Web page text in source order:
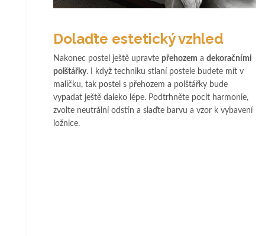
Dolaďte estetický vzhled
Nakonec postel ještě upravte přehozem a dekoračními
polštářky. I když techniku stlaní postele budete mít v
malíčku, tak postel s přehozem a polštářky bude
vypadat ještě daleko lépe. Podtrhněte pocit harmonie,
zvolte neutrální odstín a slaďte barvu a vzor k vybavení
ložnice.